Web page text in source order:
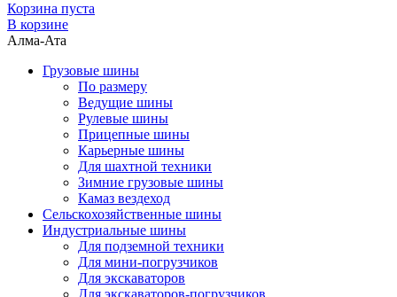
Корзина пуста
В корзине
Алма-Ата
Грузовые шины
По размеру
Ведущие шины
Рулевые шины
Прицепные шины
Карьерные шины
Для шахтной техники
Зимние грузовые шины
Камаз вездеход
Сельскохозяйственные шины
Индустриальные шины
Для подземной техники
Для мини-погрузчиков
Для экскаваторов
Для экскаваторов-погрузчиков